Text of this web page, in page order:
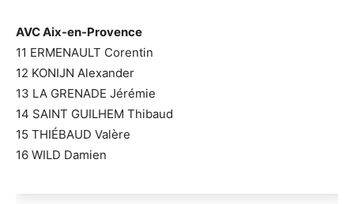
AVC Aix-en-Provence
11 ERMENAULT Corentin
12 KONIJN Alexander
13 LA GRENADE Jérémie
14 SAINT GUILHEM Thibaud
15 THIÉBAUD Valère
16 WILD Damien